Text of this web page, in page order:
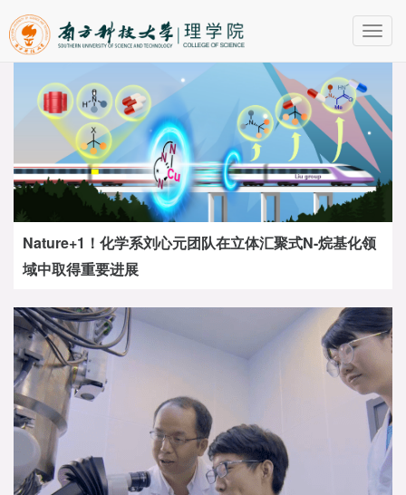
Nature+1！化学系刘心元团队在立体汇聚式N-烷基化领
域中取得重要进展